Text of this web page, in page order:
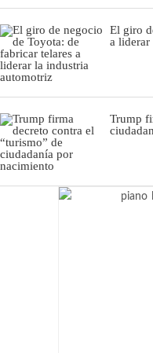
El giro
a
Trump